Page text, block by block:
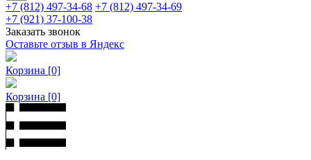
+7 (812) 497-34-68 +7 (812) 497-34-69
+7 (921) 37-100-38
Заказать звонок
Оставьте отзыв в Яндекс
Корзина [0]
Корзина [0]